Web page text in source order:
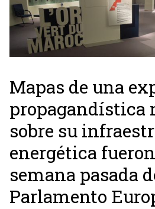
Mapas de una
propagandística
sobre su
energética
semana pasada
Parlamento